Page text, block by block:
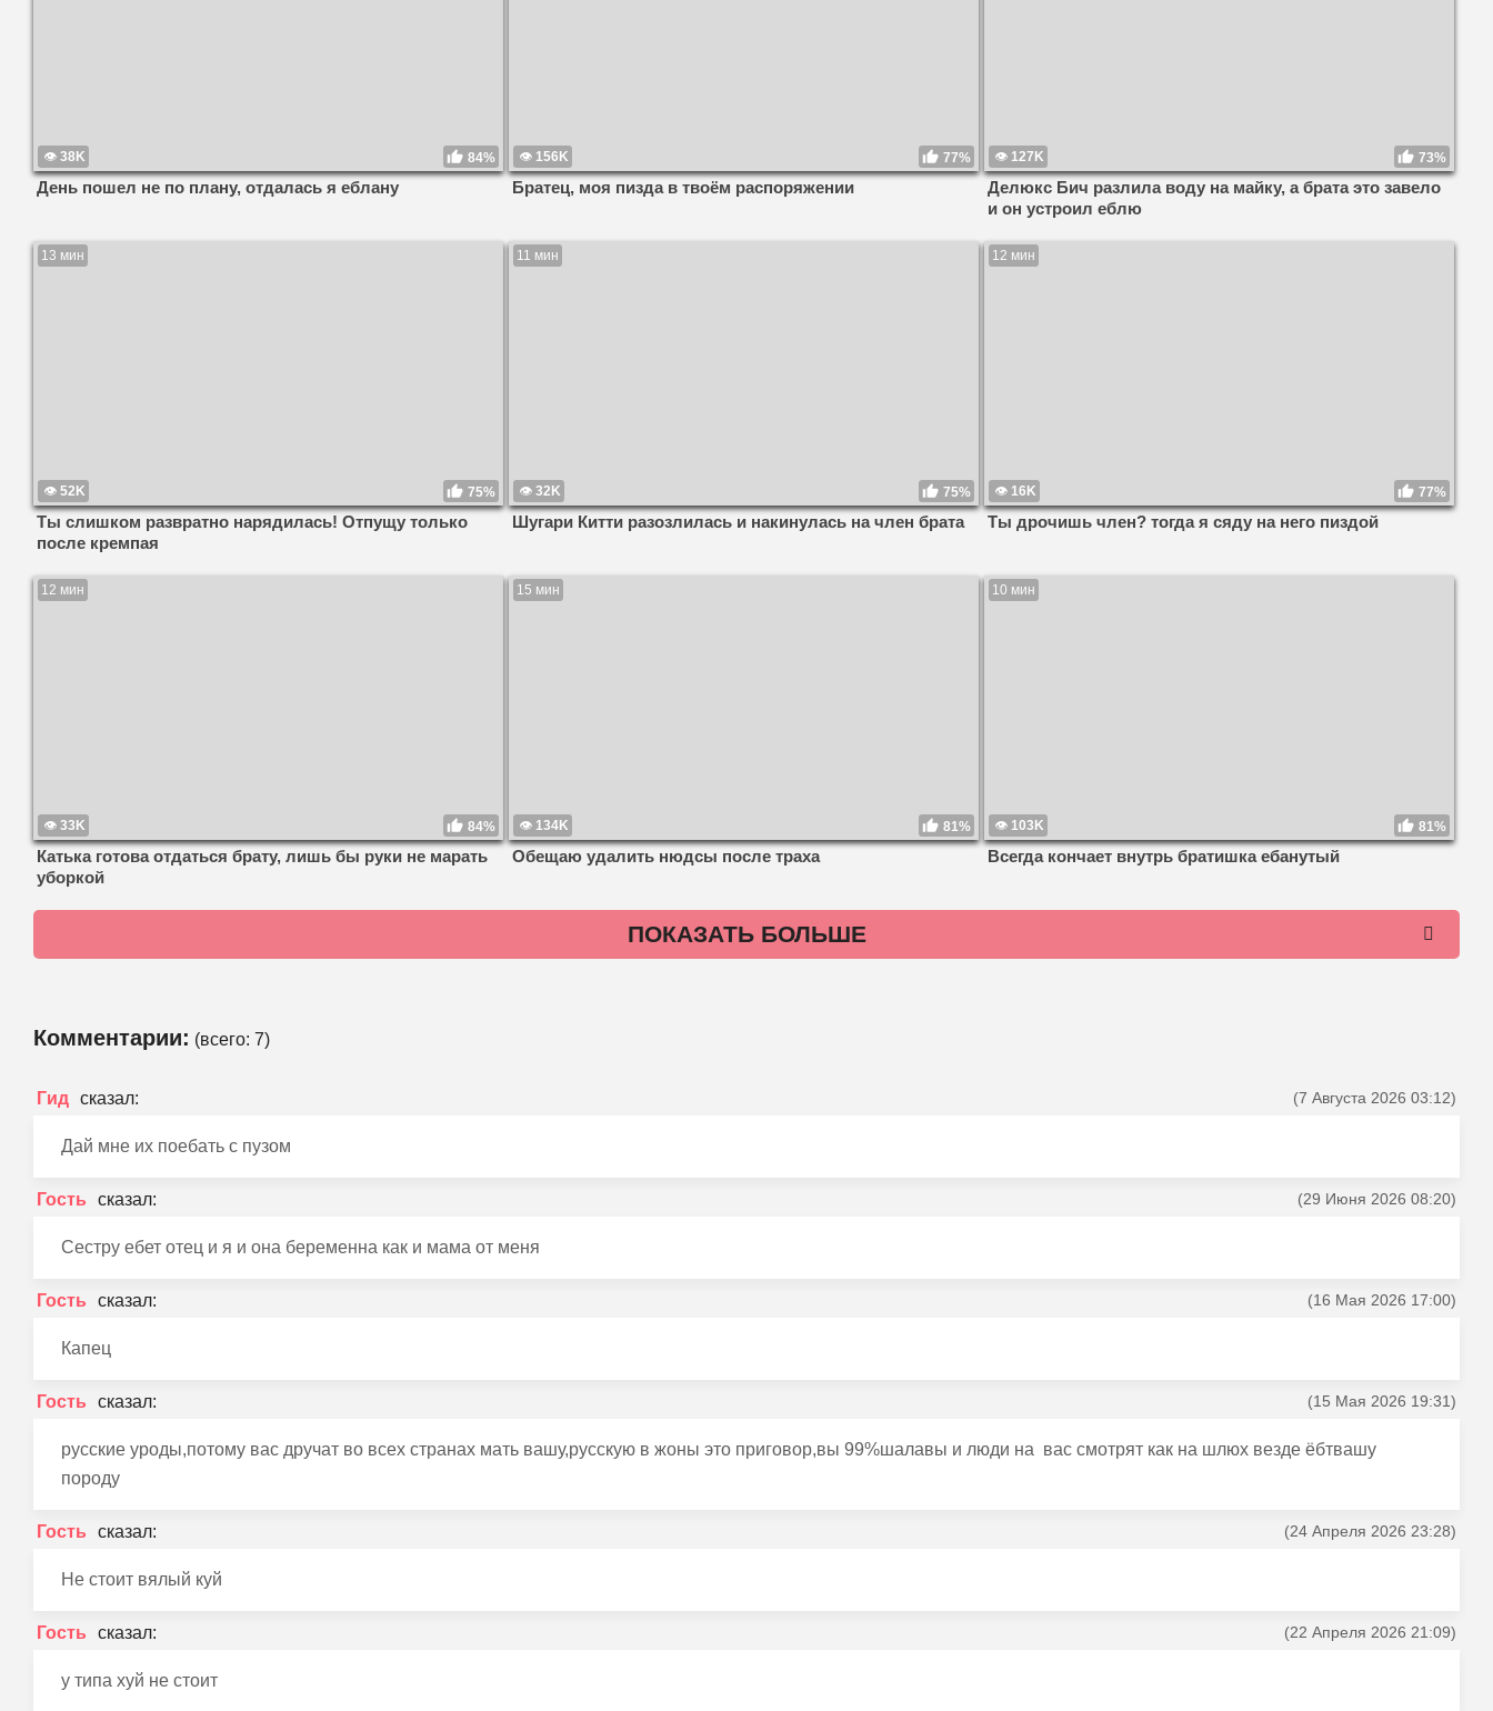
38K 84%
День пошел не по плану, отдалась я еблану
156K 77%
Братец, моя пизда в твоём распоряжении
127K 73%
Делюкс Бич разлила воду на майку, а брата это завело
и он устроил еблю
13 мин
52K 75%
Ты слишком развратно нарядилась! Отпущу только
после кремпая
11 мин
32K 75%
Шугари Китти разозлилась и накинулась на член брата
12 мин
16K 77%
Ты дрочишь член? тогда я сяду на него пиздой
12 мин
33K 84%
Катька готова отдаться брату, лишь бы руки не марать
уборкой
15 мин
134K 81%
Обещаю удалить нюдсы после траха
10 мин
103K 81%
Всегда кончает внутрь братишка ебанутый
ПОКАЗАТЬ БОЛЬШЕ
Комментарии: (всего: 7)
Гид (7 Августа 2026 03:12)
Дай мне их поебать с пузом
Гость (29 Июня 2026 08:20)
Сестру ебет отец и я и она беременна как и мама от меня
Гость (16 Мая 2026 17:00)
Капец
Гость (15 Мая 2026 19:31)
русские уроды,потому вас дручат во всех странах мать вашу,русскую в жоны это приговор,вы 99%шалавы и люди на вас смотрят как на шлюх везде ёбтвашу
породу
Гость (24 Апреля 2026 23:28)
Не стоит вялый куй
Гость (22 Апреля 2026 21:09)
у типа хуй не стоит